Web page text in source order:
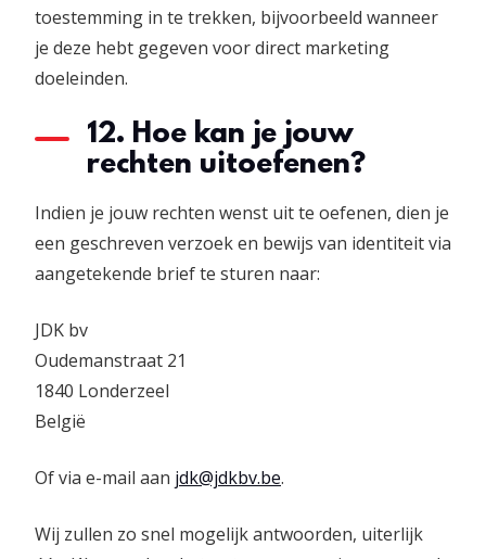
toestemming in te trekken, bijvoorbeeld wanneer
je deze hebt gegeven voor direct marketing
doeleinden.
12. Hoe kan je jouw
rechten uitoefenen?
Indien je jouw rechten wenst uit te oefenen, dien je
een geschreven verzoek en bewijs van identiteit via
aangetekende brief te sturen naar:
JDK bv
Oudemanstraat 21
1840 Londerzeel
België
Of via e-mail aan jdk@jdkbv.be.
Wij zullen zo snel mogelijk antwoorden, uiterlijk